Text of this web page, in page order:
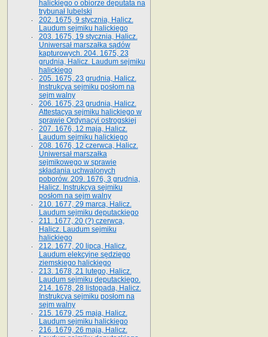
halickiego o obiorze deputata na
trybunał lubelski
202. 1675, 9 stycznia, Halicz.
Laudum sejmiku halickiego
203. 1675, 19 stycznia, Halicz.
Uniwersał marszałka sądów
kapturowych. 204. 1675, 23
grudnia, Halicz. Laudum sejmiku
halickiego
205. 1675, 23 grudnia, Halicz.
Instrukcya sejmiku posłom na
sejm walny
206. 1675, 23 grudnia, Halicz.
Attestacya sejmiku halickiego w
sprawie Ordynacyi ostrogskiej
207. 1676, 12 maja, Halicz.
Laudum sejmiku halickiego
208. 1676, 12 czerwca, Halicz.
Uniwersał marszałka
sejmikowego w sprawie
składania uchwalonych
poborów. 209. 1676, 3 grudnia,
Halicz. Instrukcya sejmiku
posłom na sejm walny
210. 1677, 29 marca, Halicz.
Laudum sejmiku deputackiego
211. 1677, 20 (?) czerwca,
Halicz. Laudum sejmiku
halickiego
212. 1677, 20 lipca, Halicz.
Laudum elekcyjne sędziego
ziemskiego halickiego
213. 1678, 21 lutego, Halicz.
Laudum sejmiku deputackiego.
214. 1678, 28 listopada, Halicz.
Instrukcya sejmiku posłom na
sejm walny
215. 1679, 25 maja, Halicz.
Laudum sejmiku halickiego
216. 1679, 26 maja, Halicz.